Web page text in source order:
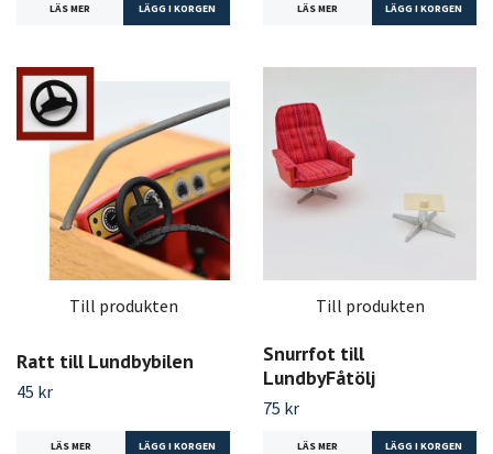
LÄS MER LÄGG I KORGEN LÄS MER
Till produkten
Ratt till Lundbybilen
45 kr
LÄS MER
Till produkten
Snurrfot till
LundbyFåtölj
75 kr
LÄS MER